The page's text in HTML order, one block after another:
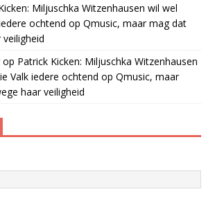
Miljuschka Witzenhausen wil wel
ochtend op Qmusic, maar mag dat
op Patrick Kicken: Miljuschka Witzenhausen
Valk iedere ochtend op Qmusic, maar
haar veiligheid